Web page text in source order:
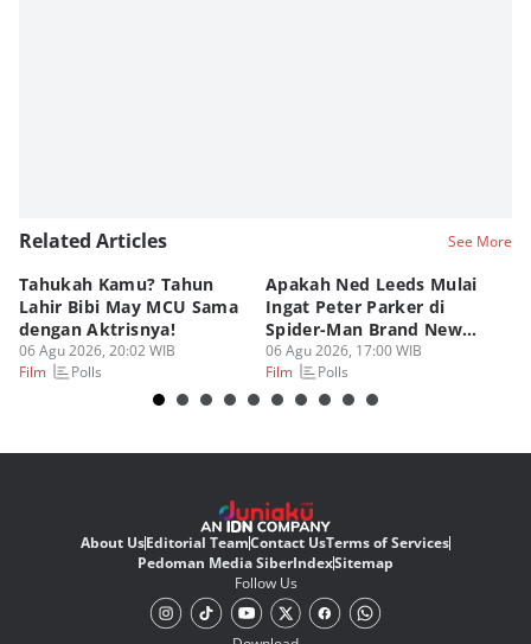
Related Articles See More
Tahukah Kamu? Tahun
Lahir Bibi May MCU Sama
dengan Aktrisnya!
06 Agu 2026, 20:02 WIB
Film
Polls
Apakah Ned Leeds Mulai
Ingat Peter Parker di
Spider-Man Brand New
Day?
06 Agu 2026, 17:00 WIB
Film
Polls
About UsEditorial TeamContact UsTerms of Services
Pedoman Media SiberIndexSitemap
Follow Us